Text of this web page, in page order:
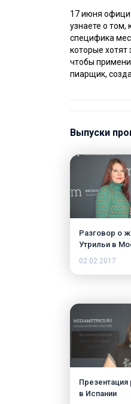
17 июня
узнаете о том,
специфика
которые хотят
чтобы
пиарщик,
Выпуски
Разговор о
Утрильи в
отношении к
русских
02.02.2017
в Испании